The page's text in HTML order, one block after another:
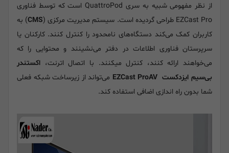
از نظر مفهومی شبیه به سری QuattroPod است که توسط فناوری
EZCast Pro طراحی گردیده است. سیستم مدیریت مرکزی (
CMS) به
کاربران کمک می‌کند دستگاه‌های نامحدود را کنترل کنند. کارکنان یا
سرپرستان فناوری اطلاعات در دفتر می‌نشینند و محتوایی را که
می‌خواهند ارائه کنند، کنترل میکنند. با اتصال اترنت، اکستندر
بی‌سیم ایزدکست EZCast ProAV
می‌تواند از زیرساخت شبکه فعلی
شما بدون راه اندازی اضافی استفاده کند.